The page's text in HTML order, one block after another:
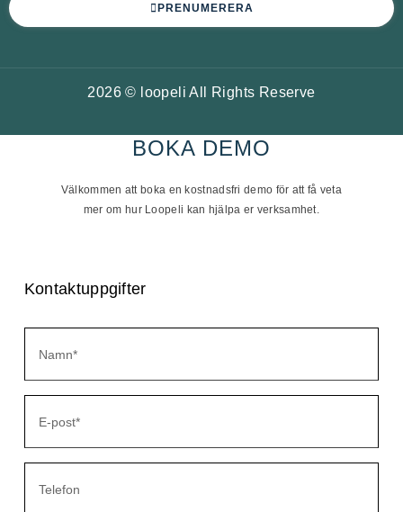
PRENUMERERA
2026 © loopeli All Rights Reserve
BOKA DEMO
Välkommen att boka en kostnadsfri demo för att få veta
mer om hur Loopeli kan hjälpa er verksamhet.
Kontaktuppgifter